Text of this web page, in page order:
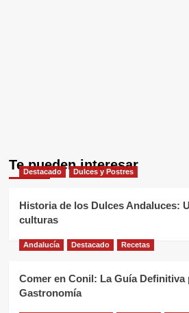
Te pueden interesar
Destacado Dulces y Postres
Historia de los Dulces Andaluces:
culturas
Andalucía Destacado Recetas
Comer en Conil: La Guía Definitiva
Gastronomía